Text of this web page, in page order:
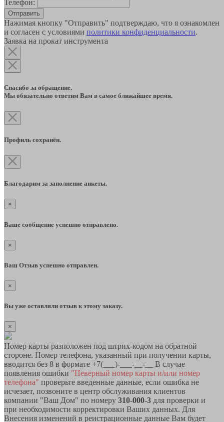
Телефон:
Отправить
Нажимая кнопку "Отправить" подтверждаю, что я ознакомлен
и согласен с условиями политики конфиденциальности.
Заявка на прокат инструмента
Спасибо за обращение.
Мы обязательно ответим Вам в самое ближайшее время.
Профиль сохранён.
Благодарим за заполнение анкеты.
×
Ваше сообщение успешно отправлено.
×
Ваш Отзыв успешно отправлен.
×
Вы уже оставляли отзыв к этому заказу.
×
Номер карты разположен под штрих-кодом на обратной
стороне. Номер телефона, указанный при получении карты,
вводится без 8 в формате +7(___)-___-__-__ В случае
появления ошибки "Неверный номер карты и/или номер
телефона" проверьте введенные данные, если ошибка не
исчезает, позвоните в центр обслуживания клиентов
компании "Ваш Дом" по номеру 310-000-3 для проверки и
при необходимости корректировки Ваших данных. Для
Внесения изменений в реистрационные данные Вам будет